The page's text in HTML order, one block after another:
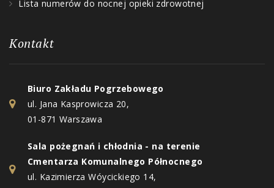
Lista numerów do nocnej opieki zdrowotnej
Kontakt
Biuro Zakładu Pogrzebowego
ul. Jana Kasprowicza 20,
01-871 Warszawa
Sala pożegnań i chłodnia - na terenie
Cmentarza Komunalnego Północnego
ul. Kazimierza Wóycickiego 14,